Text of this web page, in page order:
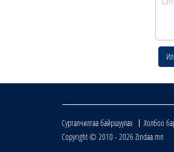
Сурталчилгаа байршуулах Холбоо
Copyright © 2010 - 2026 Zindaa.mn